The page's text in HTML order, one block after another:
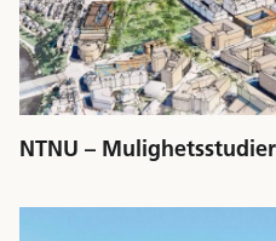
NTNU –